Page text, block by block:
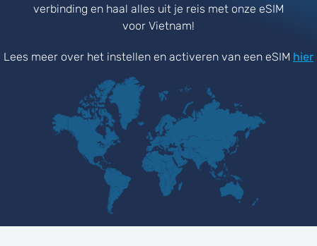
verbinding en haal alles uit je reis met onze eSIM
voor Vietnam!
Lees meer over het instellen en activeren van een eSIM hier